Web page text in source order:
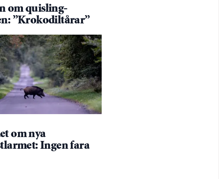
om quisling-
”Krokodiltårar”
om nya
Ingen fara